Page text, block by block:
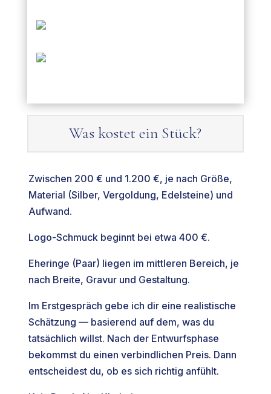
Was kostet ein Stück?
Zwischen 200 € und 1.200 €, je nach Größe,
Material (Silber, Vergoldung, Edelsteine) und
Aufwand.
Logo-Schmuck beginnt bei etwa 400 €.
Eheringe (Paar) liegen im mittleren Bereich, je
nach Breite, Gravur und Gestaltung.
Im Erstgespräch gebe ich dir eine realistische
Schätzung — basierend auf dem, was du
tatsächlich willst. Nach der Entwurfsphase
bekommst du einen verbindlichen Preis. Dann
entscheidest du, ob es sich richtig anfühlt.